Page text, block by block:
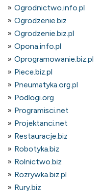
Ogrodnictwo.info.pl
Ogrodzenie.biz
Ogrodzenie.biz.pl
Opona.info.pl
Oprogramowanie.biz.pl
Piece.biz.pl
Pneumatyka.org.pl
Podlogi.org
Programisci.net
Projektanci.net
Restauracje.biz
Robotyka.biz
Rolnictwo.biz
Rozrywka.biz.pl
Rury.biz